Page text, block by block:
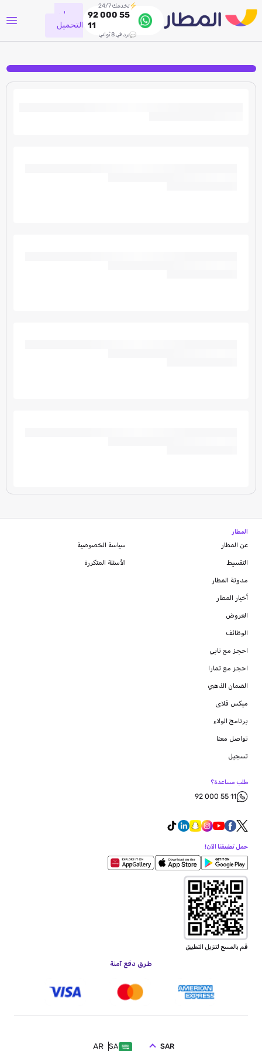
نخدمك 24/7
92 000 55
11
نرد في 8 ثواني
جاري
التحميل
المطار
عن المطار
التقسيط
مدونة المطار
أخبار المطار
العروض
الوظائف
احجز مع تابي
احجز مع تمارا
الضمان الذهبي
ميكس فلاى
برنامج الولاء
سياسة الخصوصية
الأسئلة المتكررة
تواصل معنا
تسجيل
طلب مساعدة؟
92 000 55 11
حمل تطبيقنا الآن!
قم بالمسح لتنزيل التطبيق
طرق دفع آمنة
SA
AR SAR